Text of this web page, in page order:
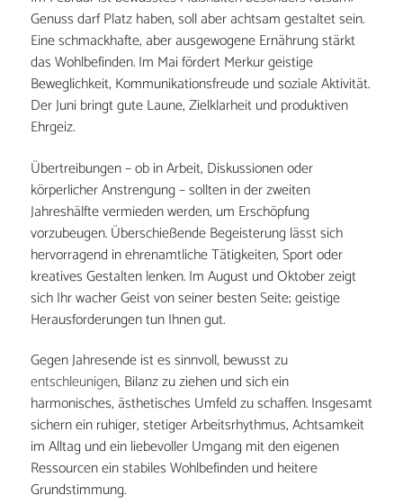
Genuss darf Platz haben, soll aber achtsam gestaltet sein.
Eine schmackhafte, aber ausgewogene Ernährung stärkt
das Wohlbefinden. Im Mai fördert Merkur geistige
Beweglichkeit, Kommunikationsfreude und soziale Aktivität.
Der Juni bringt gute Laune, Zielklarheit und produktiven
Ehrgeiz.
Übertreibungen – ob in Arbeit, Diskussionen oder
körperlicher Anstrengung – sollten in der zweiten
Jahreshälfte vermieden werden, um Erschöpfung
vorzubeugen. Überschießende Begeisterung lässt sich
hervorragend in ehrenamtliche Tätigkeiten, Sport oder
kreatives Gestalten lenken. Im August und Oktober zeigt
sich Ihr wacher Geist von seiner besten Seite; geistige
Herausforderungen tun Ihnen gut.
Gegen Jahresende ist es sinnvoll, bewusst zu
entschleunigen, Bilanz zu ziehen und sich ein
harmonisches, ästhetisches Umfeld zu schaffen. Insgesamt
sichern ein ruhiger, stetiger Arbeitsrhythmus, Achtsamkeit
im Alltag und ein liebevoller Umgang mit den eigenen
Ressourcen ein stabiles Wohlbefinden und heitere
Grundstimmung.